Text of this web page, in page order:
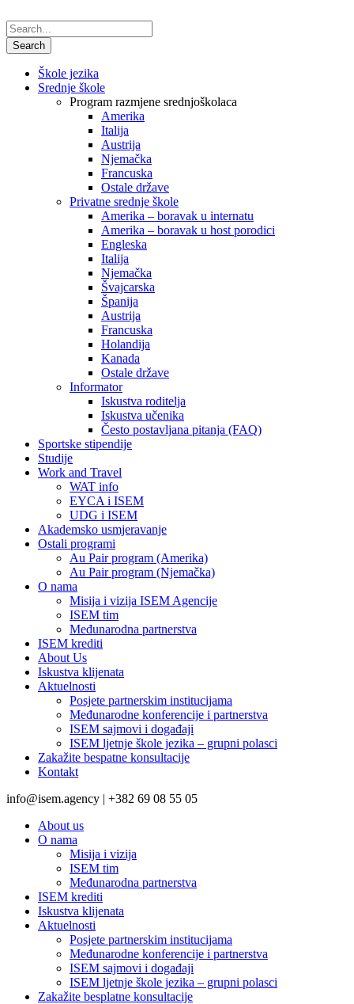
Škole jezika
Srednje škole
Program razmjene srednjoškolaca
Amerika
Italija
Austrija
Njemačka
Francuska
Ostale države
Privatne srednje škole
Amerika – boravak u internatu
Amerika – boravak u host porodici
Engleska
Italija
Njemačka
Švajcarska
Španija
Austrija
Francuska
Holandija
Kanada
Ostale države
Informator
Iskustva roditelja
Iskustva učenika
Često postavljana pitanja (FAQ)
Sportske stipendije
Studije
Work and Travel
WAT info
EYCA i ISEM
UDG i ISEM
Akademsko usmjeravanje
Ostali programi
Au Pair program (Amerika)
Au Pair program (Njemačka)
O nama
Misija i vizija ISEM Agencije
ISEM tim
Međunarodna partnerstva
ISEM krediti
About Us
Iskustva klijenata
Aktuelnosti
Posjete partnerskim institucijama
Međunarodne konferencije i partnerstva
ISEM sajmovi i događaji
ISEM ljetnje škole jezika – grupni polasci
Zakažite bespatne konsultacije
Kontakt
info@isem.agency | +382 69 08 55 05
About us
O nama
Misija i vizija
ISEM tim
Međunarodna partnerstva
ISEM krediti
Iskustva klijenata
Aktuelnosti
Posjete partnerskim institucijama
Međunarodne konferencije i partnerstva
ISEM sajmovi i događaji
ISEM ljetnje škole jezika – grupni polasci
Zakažite besplatne konsultacije